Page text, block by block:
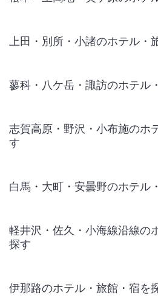
上田・別所・小諸のホテル・
蓼科・八ケ岳・諏訪のホテル
志賀高原・野沢・小布施のホ
す
白馬・大町・安曇野のホテル
軽井沢・佐久・小海線沿線の
探す
伊那路のホテル・旅館・宿を